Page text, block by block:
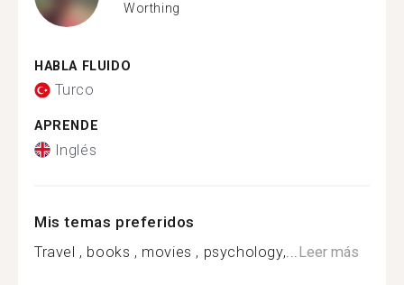
Worthing
HABLA FLUIDO
Turco
APRENDE
Inglés
Mis temas preferidos
Travel , books , movies , psychology,... Leer más